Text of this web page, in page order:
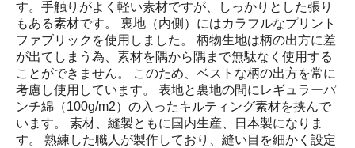
す。手触りがよく軽い素材ですが、しっかりとした張り
もある素材です。 裏地（内側）にはカラフルなプリント
ファブリックを使用しました。 柄物生地は柄の出方に差
が出てしまう為、素材を隅から隅まで無駄なく使用する
ことができません。 このため、ベストな柄の出方を常に
考慮し使用しています。 表地と裏地の間にレギュラーパ
ンチ綿（100g/m2）の入ったキルティング素材を挟んで
います。 素材、縫製ともに国内生産、日本製になりま
す。 熟練した職人が製作しており、縫い目を細かく設定